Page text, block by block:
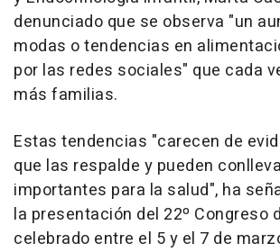
denunciado que se observa "un
modas o tendencias en
por las redes sociales" que cada
más familias.
Estas tendencias "carecen de
que las respalde y pueden
importantes para la salud", ha
la presentación del 22º Congreso
celebrado entre el 5 y el 7 de